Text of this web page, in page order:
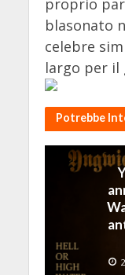
proprio
blasonato
celebre
largo per il
Potrebbe